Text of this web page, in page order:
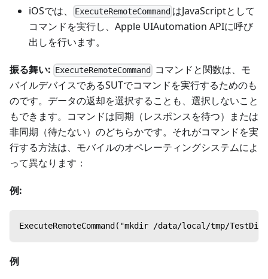
iOSでは、
ExecuteRemoteCommand はJavaScriptとして
コマンドを実行し、Apple UIAutomation APIに呼び
出しを行います。
振る舞い: ExecuteRemoteCommand
コマンドと関数は、モ
バイルデバイスであるSUTでコマンドを実行するためのも
のです。データの返却を選択することも、選択しないこと
もできます。コマンドは同期（レスポンスを待つ）または
非同期（待たない）のどちらかです。それがコマンドを実
行する方法は、モバイルのオペレーティングシステムによ
って異なります：
例:
ExecuteRemoteCommand("mkdir /data/local/tmp/TestDir")
例